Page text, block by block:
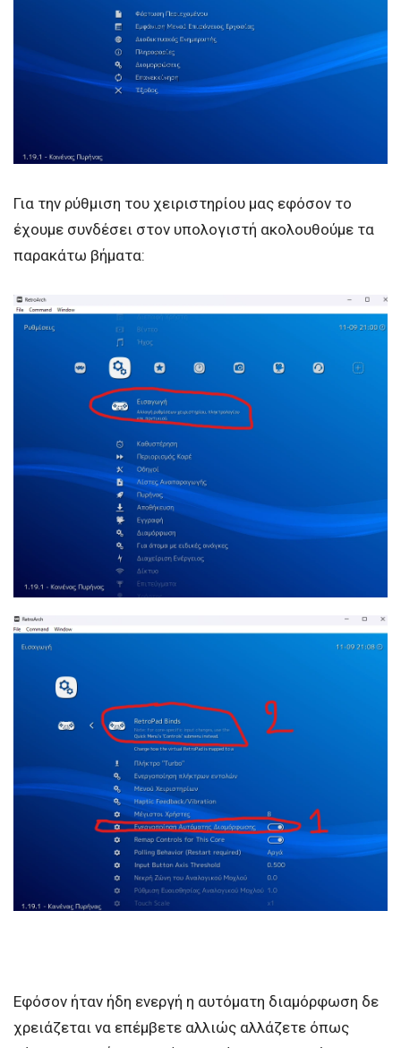
Για την ρύθμιση του χειριστηρίου μας εφόσον το
έχουμε συνδέσει στον υπολογιστή ακολουθούμε τα
παρακάτω βήματα:
Εφόσον ήταν ήδη ενεργή η αυτόματη διαμόρφωση δε
χρειάζεται να επέμβετε αλλιώς αλλάζετε όπως